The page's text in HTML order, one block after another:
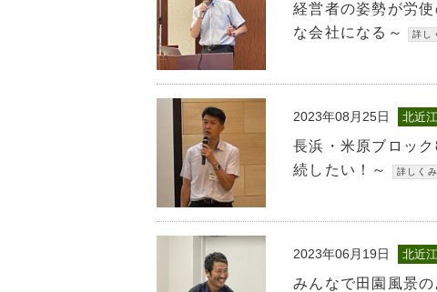
経営者の姿勢が労
な会社になる～
2023年08月25日 北近
長浜・米原ブロッ
続したい！～
2023年06月19日 北近
みんなで田園風景